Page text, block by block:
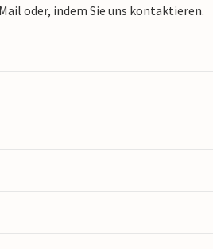
oder, indem Sie uns kontaktieren.